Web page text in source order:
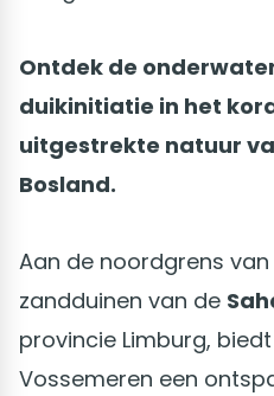
Ontdek de
duikinitiatie in het
uitgestrekte natuur
Bosland.
Aan de noordgrens
zandduinen van de
provincie Limburg,
Vossemeren een